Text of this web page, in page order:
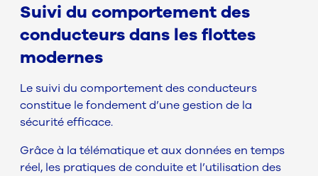
Suivi du comportement des
conducteurs dans les flottes
modernes
Le suivi du comportement des conducteurs
constitue le fondement d’une gestion de la
sécurité efficace.
Grâce à la télématique et aux données en temps
réel, les pratiques de conduite et l’utilisation des